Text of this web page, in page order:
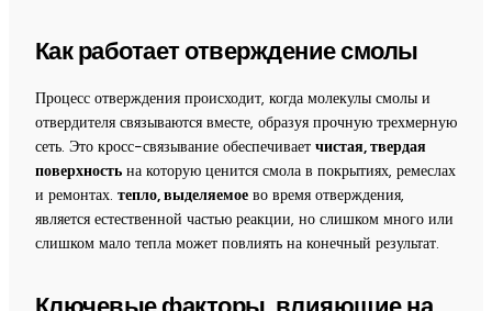
Как работает отверждение смолы
Процесс отверждения происходит, когда молекулы смолы и
отвердителя связываются вместе, образуя прочную трехмерную
сеть. Это кросс-связывание обеспечивает чистая, твердая
поверхностьна которую ценится смола в покрытиях, ремеслах
и ремонтах. тепло, выделяемоево время отверждения,
является естественной частью реакции, но слишком много или
слишком мало тепла может повлиять на конечный результат.